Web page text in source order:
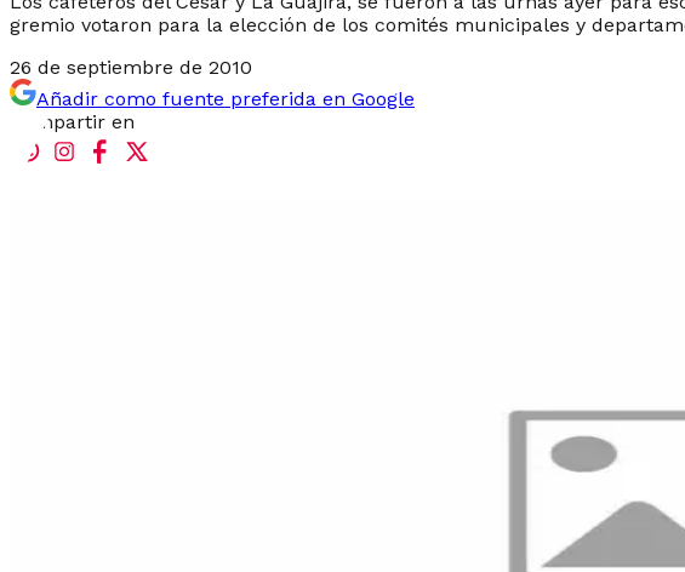
gremio votaron para la elección de los comités municipales y
26 de septiembre de 2010
Añadir como fuente preferida en Google
Compartir en